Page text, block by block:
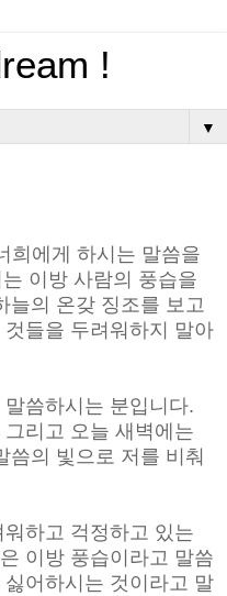
!
▼
희에게 하시는 말씀을
이방 사람의 풍습을
늘의 온갖 징조를 보고
들을 두려워하지 말아
씀하시는 분입니다.
리고 오늘 새벽에는
씀의 빛으로 저를 비춰
하고 걱정하고 있는
이방 풍습이라고 말씀
어하시는 것이라고 말